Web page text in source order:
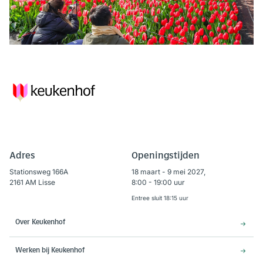
Adres
Stationsweg 166A
2161 AM Lisse
Openingstijden
18 maart - 9 mei 2027,
8:00 - 19:00 uur
Entree sluit 18:15 uur
Over Keukenhof
Werken bij Keukenhof